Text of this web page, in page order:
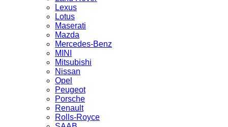
Lexus
Lotus
Maserati
Mazda
Mercedes-Benz
MINI
Mitsubishi
Nissan
Opel
Peugeot
Porsche
Renault
Rolls-Royce